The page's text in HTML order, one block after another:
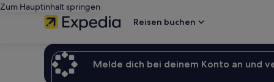
Zum Hauptinhalt springen
Reisen buchen
Melde dich bei deinem Konto an und